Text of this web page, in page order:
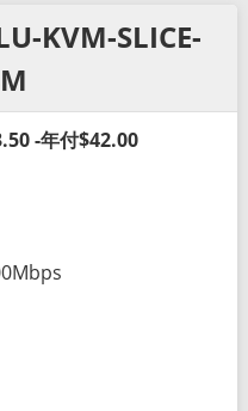
KVM-SLICE-
-年付$42.00